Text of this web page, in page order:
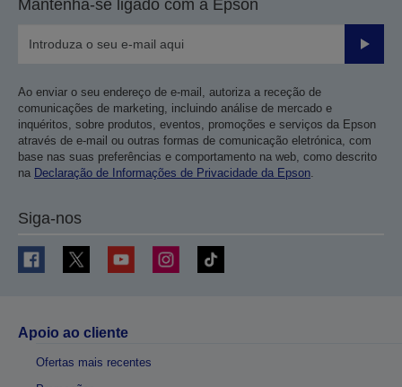
Mantenha-se ligado com a Epson
Enviar
Ao enviar o seu endereço de e-mail, autoriza a receção de
comunicações de marketing, incluindo análise de mercado e
inquéritos, sobre produtos, eventos, promoções e serviços da Epson
através de e-mail ou outras formas de comunicação eletrónica, com
base nas suas preferências e comportamento na web, como descrito
na Declaração de Informações de Privacidade da Epson.
Siga-nos
Apoio ao cliente
Ofertas mais recentes